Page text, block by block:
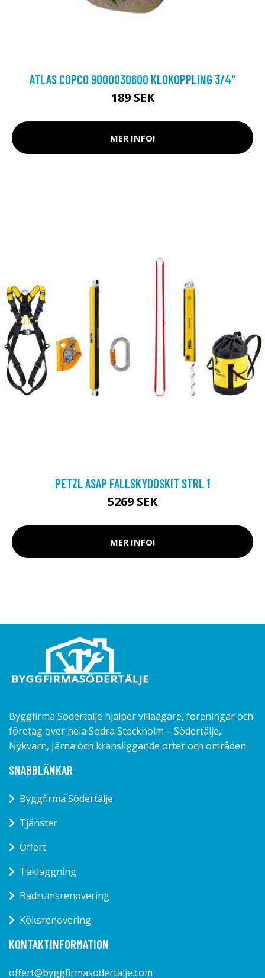
ATLAS COPCO 9000030600 KLOKOPPLING 3/4"
189 SEK
MER INFO!
PETZL ASAP FALLSKYDDSKIT STRL 1
5269 SEK
MER INFO!
Byggfirma Södertälje hjälper villaägare, föreningar och
företag över hela Södra Stockholm – Södertälje,
Nykvarn, Järna och kransliggande orter och områden.
SNABBLÄNKAR
Byggfirma Södertälje
Tjänster
Offert
Takläggning
Badrumsrenovering
Köksrenovering
KONTAKTINFORMATION
offert@byggfirmasodertalje.com